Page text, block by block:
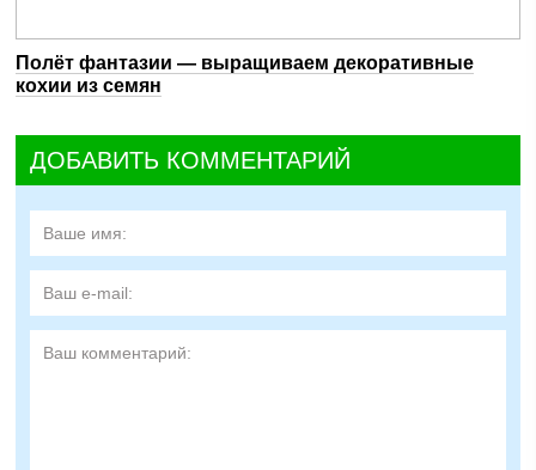
Полёт фантазии — выращиваем декоративные
кохии из семян
ДОБАВИТЬ КОММЕНТАРИЙ